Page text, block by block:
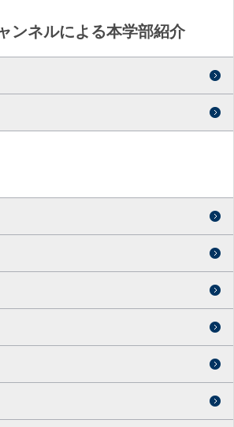
ンネルによる本学部紹介